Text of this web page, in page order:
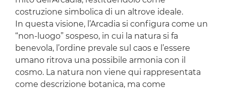
costruzione simbolica di un altrove ideale.
In questa visione, l’Arcadia si configura come un
“non-luogo” sospeso, in cui la natura si fa
benevola, l’ordine prevale sul caos e l’essere
umano ritrova una possibile armonia con il
cosmo. La natura non viene qui rappresentata
come descrizione botanica, ma come